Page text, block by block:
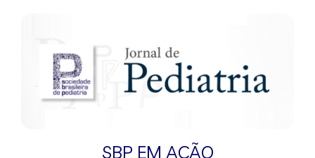
SBP EM AÇÃO